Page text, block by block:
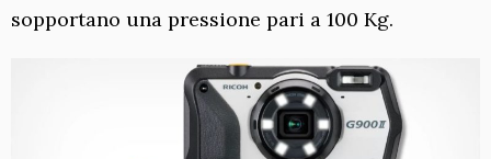
sopportano una pressione pari a 100 Kg.